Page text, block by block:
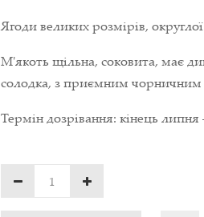
Ягоди великих розмірів,
М'якоть щільна, соковита, має
солодка, з приємним чорничним
Термін дозрівання: кінець